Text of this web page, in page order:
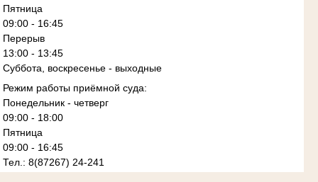
Пятница
09:00 - 16:45
Перерыв
13:00 - 13:45
Суббота, воскресенье - выходные
Режим работы приёмной суда:
Понедельник - четверг
09:00 - 18:00
Пятница
09:00 - 16:45
Тел.: 8(87267) 24-241